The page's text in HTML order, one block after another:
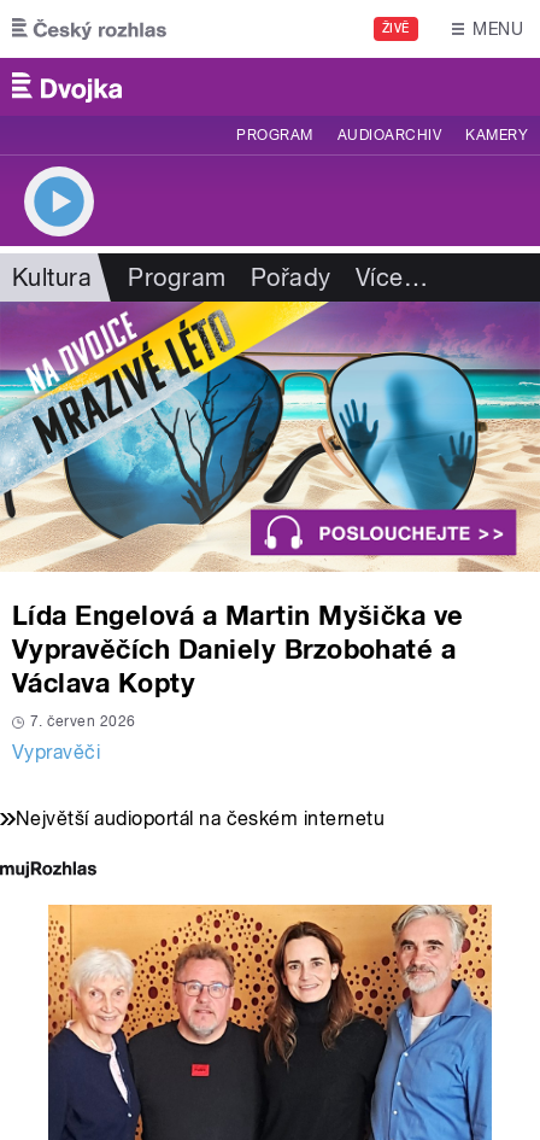
Přejít k hlavnímu obsahu
ŽIVĚ MENU
PROGRAM AUDIOARCHIV KAMERY
Kultura Program Pořady Více…
Lída Engelová a Martin Myšička ve
Vypravěčích Daniely Brzobohaté a
Václava Kopty
7. červen 2026
Vypravěči
Největší audioportál na českém internetu